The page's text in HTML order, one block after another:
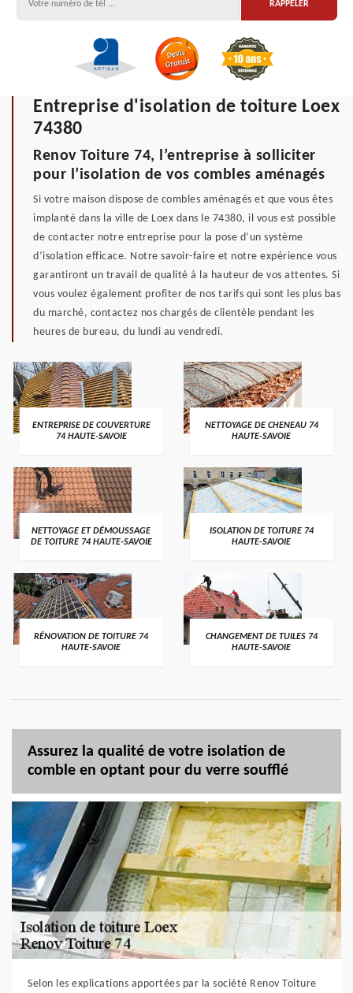
Entreprise d'isolation de toiture Loex
74380
Renov Toiture 74, l’entreprise à solliciter
pour l’isolation de vos combles aménagés
Si votre maison dispose de combles aménagés et que vous êtes
implanté dans la ville de Loex dans le 74380, il vous est possible
de contacter notre entreprise pour la pose d’un système
d’isolation efficace. Notre savoir-faire et notre expérience vous
garantiront un travail de qualité à la hauteur de vos attentes. Si
vous voulez également profiter de nos tarifs qui sont les plus bas
du marché, contactez nos chargés de clientèle pendant les
heures de bureau, du lundi au vendredi.
ENTREPRISE DE COUVERTURE
74 HAUTE-SAVOIE
NETTOYAGE DE CHENEAU 74
HAUTE-SAVOIE
NETTOYAGE ET DÉMOUSSAGE
DE TOITURE 74 HAUTE-SAVOIE
ISOLATION DE TOITURE 74
HAUTE-SAVOIE
RÉNOVATION DE TOITURE 74
HAUTE-SAVOIE
CHANGEMENT DE TUILES 74
HAUTE-SAVOIE
Assurez la qualité de votre isolation de
comble en optant pour du verre soufflé
Selon les explications apportées par la société Renov Toiture